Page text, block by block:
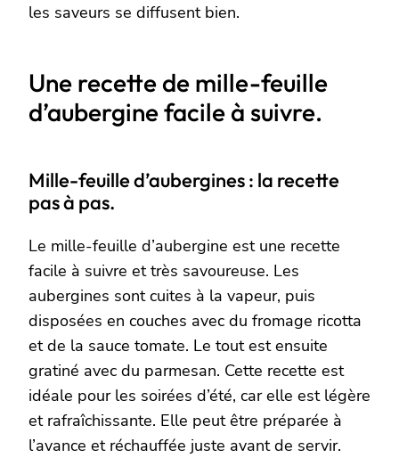
les saveurs se diffusent bien.
Une recette de mille-feuille
d’aubergine facile à suivre.
Mille-feuille d’aubergines : la recette
pas à pas.
Le mille-feuille d’aubergine est une recette
facile à suivre et très savoureuse. Les
aubergines sont cuites à la vapeur, puis
disposées en couches avec du fromage ricotta
et de la sauce tomate. Le tout est ensuite
gratiné avec du parmesan. Cette recette est
idéale pour les soirées d’été, car elle est légère
et rafraîchissante. Elle peut être préparée à
l’avance et réchauffée juste avant de servir.